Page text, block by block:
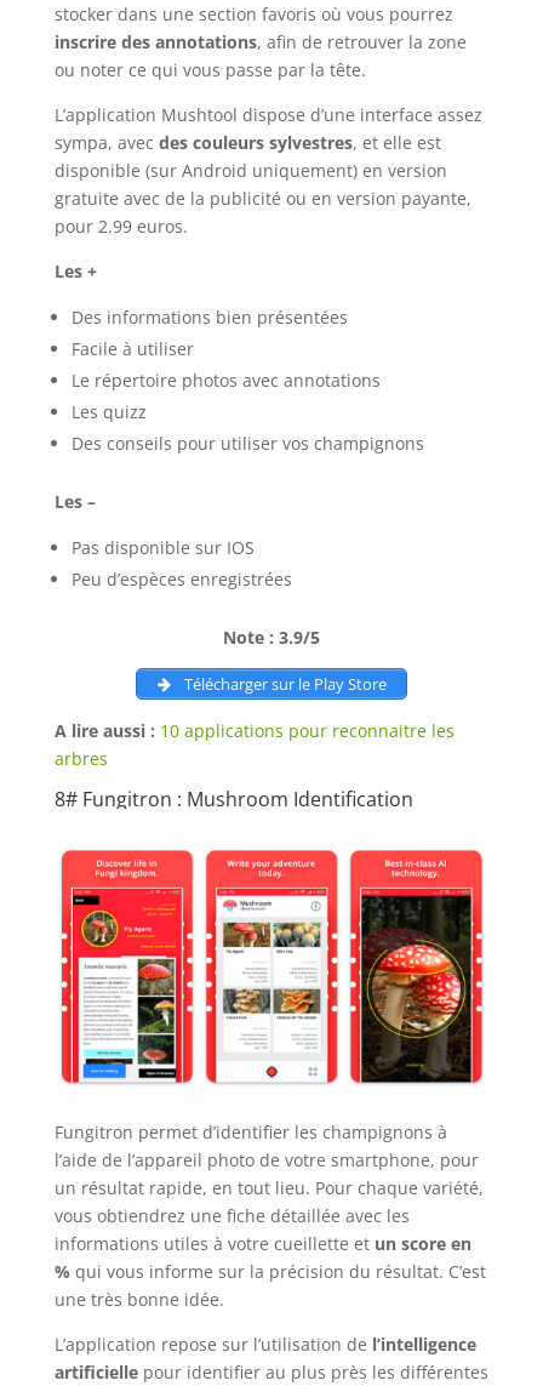
stocker dans une section favoris où vous pourrez
inscrire des annotations, afin de retrouver la zone
ou noter ce qui vous passe par la tête.
L’application Mushtool dispose d’une interface assez
sympa, avec des couleurs sylvestres, et elle est
disponible (sur Android uniquement) en version
gratuite avec de la publicité ou en version payante,
pour 2.99 euros.
Les +
Des informations bien présentées
Facile à utiliser
Le répertoire photos avec annotations
Les quizz
Des conseils pour utiliser vos champignons
Les –
Pas disponible sur IOS
Peu d’espèces enregistrées
Note : 3.9/5
Télécharger sur le Play Store
A lire aussi : 10 applications pour reconnaitre les
arbres
8# Fungitron : Mushroom Identification
Fungitron permet d’identifier les champignons à
l’aide de l’appareil photo de votre smartphone, pour
un résultat rapide, en tout lieu. Pour chaque variété,
vous obtiendrez une fiche détaillée avec les
informations utiles à votre cueillette et un score en
% qui vous informe sur la précision du résultat. C’est
une très bonne idée.
L’application repose sur l’utilisation de l’intelligence
artificiellepour identifier au plus près les différentes